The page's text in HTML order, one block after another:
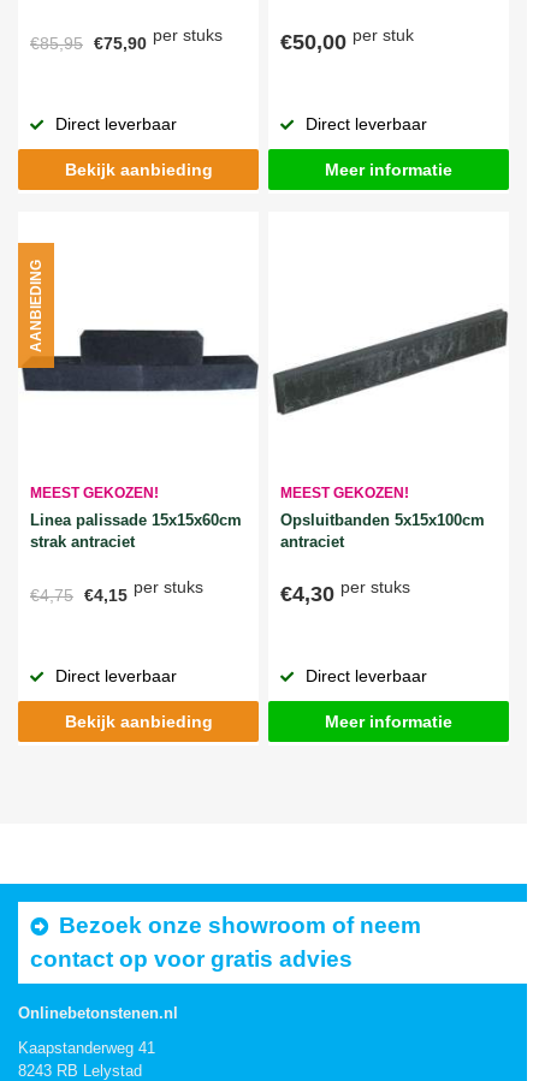
€85,95 €75,90 per stuks
Direct leverbaar
Bekijk aanbieding
€50,00 per stuk
Direct leverbaar
Meer informatie
MEEST GEKOZEN!
Linea palissade 15x15x60cm
strak antraciet
€4,75 €4,15 per stuks
AANBIEDING
Direct leverbaar
Bekijk aanbieding
MEEST GEKOZEN!
Opsluitbanden 5x15x100cm
antraciet
€4,30 per stuks
Direct leverbaar
Meer informatie
Bezoek onze showroom of neem
contact op voor gratis advies
Onlinebetonstenen.nl
Kaapstanderweg 41
8243 RB Lelystad